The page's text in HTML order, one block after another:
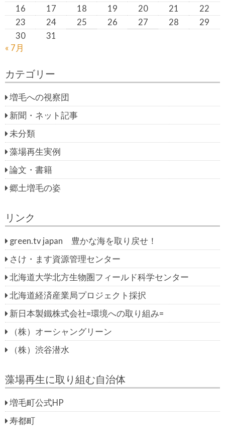
16
17 18 19 20 21
22
23
24 25 26 27 28
29
30
31
« 7月
カテゴリー
増毛への視察団
新聞・ネット記事
未分類
藻場再生実例
論文・書籍
郷土増毛の姿
リンク
green.tv japan 豊かな海を取り戻せ！
さけ・ます資源管理センター
北海道大学北方生物圏フィールド科学センター
北海道経済産業局プロジェクト採択
新日本製鐵株式会社=環境への取り組み=
（株）オーシャングリーン
（株）渋谷潜水
藻場再生に取り組む自治体
増毛町公式HP
寿都町